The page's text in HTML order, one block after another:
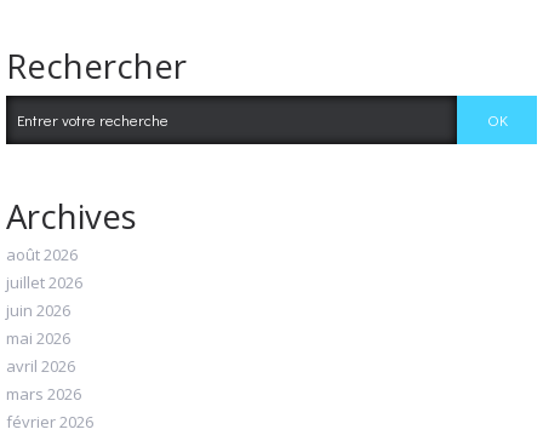
Rechercher
Archives
août 2026
juillet 2026
juin 2026
mai 2026
avril 2026
mars 2026
février 2026